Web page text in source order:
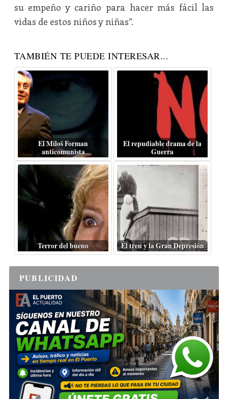
su empeño y cariño para hacer más fácil las
vidas de estos niños y niñas”.
TAMBIÉN TE PUEDE INTERESAR...
El Miloš Forman
anticomunista
El repudiable drama de la
Guerra
Terror del bueno El tren y la Gran Depresión
PUBLICIDAD